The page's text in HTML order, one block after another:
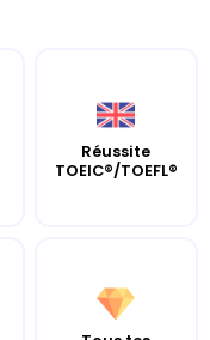
Réussite
TOEIC®/TOEFL®